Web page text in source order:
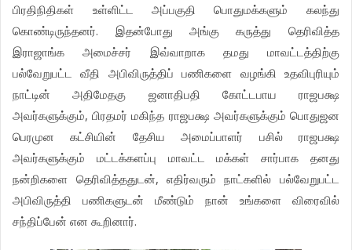
பிரதிநிதிகள் உள்ளிட்ட அப்பகுதி பொதுமக்களும் கலந்து
கொண்டிருந்தனர். இதன்போது அங்கு கருத்து தெரிவித்த
இராஜாங்க அமைச்சர் இவ்வாறாக தமது மாவட்டத்திற்கு
பல்வேறுபட்ட வீதி அபிவிருத்திப் பணிகளை வழங்கி உதவிபுரியும்
நாட்டின் அதிமேதகு ஜனாதிபதி கோட்டபாய ராஜபக்ஷ
அவர்களுக்கும், பிரதமர் மகிந்த ராஜபக்ஷ அவர்களுக்கும் பொதுஜன
பெரமுன கட்சியின் தேசிய அமைப்பாளர் பசில் ராஜபக்ஷ
அவர்களுக்கும் மட்டக்களப்பு மாவட்ட மக்கள் சார்பாக தனது
நன்றிகளை தெரிவித்ததுடன், எதிர்வரும் நாட்களில் பல்வேறுபட்ட
அபிவிருத்தி பணிகளுடன் மீண்டும் நான் உங்களை விரைவில்
சந்திப்பேன் என கூறினார்.